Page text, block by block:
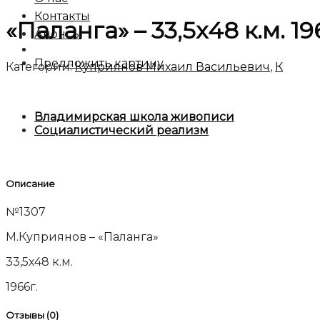
Контакты
Анонсы
Предложить картину
«Паланга» – 33,5х48 к.м.
Категории:Куприянов Михаил Васильевич, К
Владимирская школа живописи
Социалистический реализм
Описание
№1307
М.Куприянов – «Паланга»
33,5х48 к.м.
1966г.
Отзывы (0)